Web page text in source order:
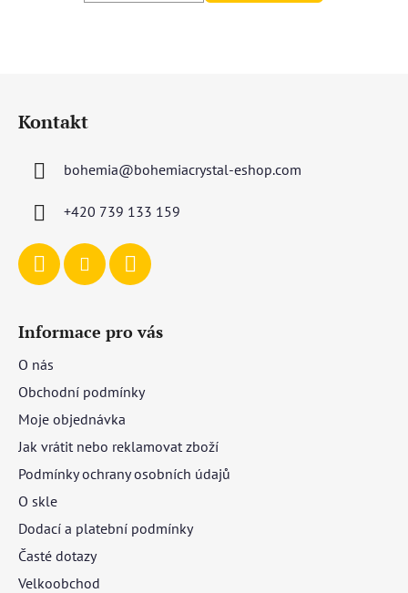
Kontakt
bohemia@bohemiacrystal-eshop.com
+420 739 133 159
Informace pro vás
O nás
Obchodní podmínky
Moje objednávka
Jak vrátit nebo reklamovat zboží
Podmínky ochrany osobních údajů
O skle
Dodací a platební podmínky
Časté dotazy
Velkoobchod